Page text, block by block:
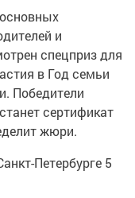
и
спецприз для
в Год семьи
Победители
сертификат
жюри.
Петербурге 5